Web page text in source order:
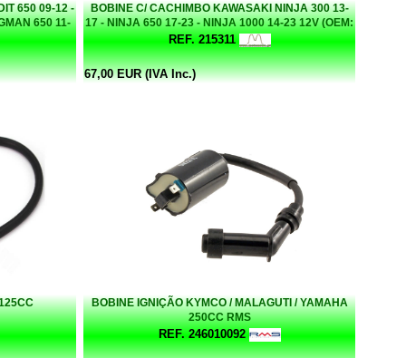
650 09-12 -
650 11-
BOBINE C/ CACHIMBO KAWASAKI NINJA 300 13-
17 - NINJA 650 17-23 - NINJA 1000 14-23 12V (OEM:
21171-0033)
REF. 215311
67,00 EUR (IVA Inc.)
BOBINE IGNIÇÃO KYMCO / MALAGUTI / YAMAHA
250CC RMS
REF. 246010092